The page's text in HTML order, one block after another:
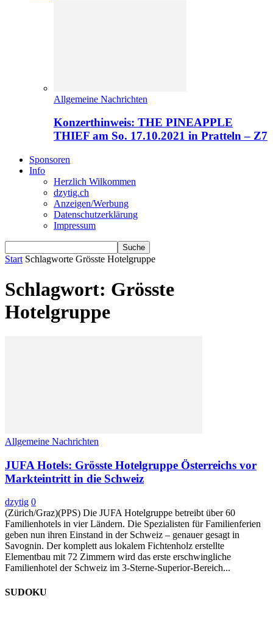
Allgemeine Nachrichten
Konzerthinweis: THE PINEAPPLE
THIEF am So. 17.10.2021 in Pratteln – Z7
Sponsoren
Info
Herzlich Wilkommen
dzytig.ch
Anzeigen/Werbung
Datenschutzerklärung
Impressum
Start Schlagworte Grösste Hotelgruppe
Schlagwort: Grösste
Hotelgruppe
Allgemeine Nachrichten
JUFA Hotels: Grösste Hotelgruppe Österreichs vor
Markteintritt in die Schweiz
dzytig 0
(Zürich/Graz)(PPS) Die JUFA Hotelgruppe betreibt über 60
Familienhotels in vier Ländern. Die Spezialisten für Familienferien
geben nun ihren Einstand in der Schweiz – genauer gesagt in
Savognin. Der komplett aus lokalem Fichtenholz erstellte
Elementbau mit 72 Zimmern wird das erste erschwingliche
Familienhotel der Schweiz im 3-Sterne-Superior-Bereich...
SUDOKU